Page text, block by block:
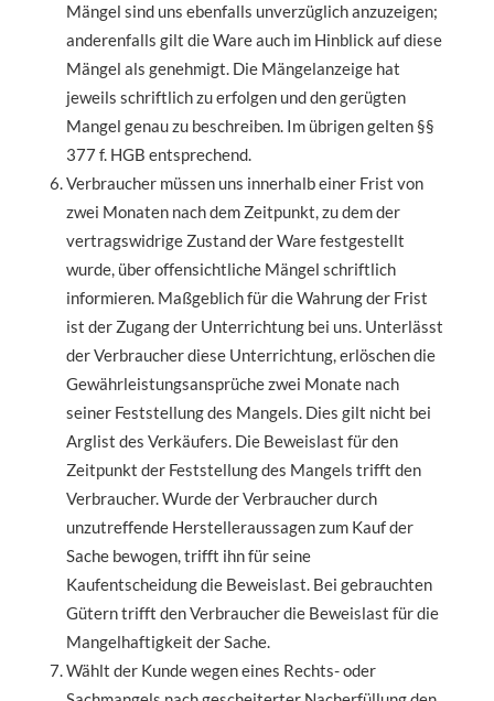
Mängel sind uns ebenfalls unverzüglich anzuzeigen;
anderenfalls gilt die Ware auch im Hinblick auf diese
Mängel als genehmigt. Die Mängelanzeige hat
jeweils schriftlich zu erfolgen und den gerügten
Mangel genau zu beschreiben. Im übrigen gelten §§
377 f. HGB entsprechend.
Verbraucher müssen uns innerhalb einer Frist von
zwei Monaten nach dem Zeitpunkt, zu dem der
vertragswidrige Zustand der Ware festgestellt
wurde, über offensichtliche Mängel schriftlich
informieren. Maßgeblich für die Wahrung der Frist
ist der Zugang der Unterrichtung bei uns. Unterlässt
der Verbraucher diese Unterrichtung, erlöschen die
Gewährleistungsansprüche zwei Monate nach
seiner Feststellung des Mangels. Dies gilt nicht bei
Arglist des Verkäufers. Die Beweislast für den
Zeitpunkt der Feststellung des Mangels trifft den
Verbraucher. Wurde der Verbraucher durch
unzutreffende Herstelleraussagen zum Kauf der
Sache bewogen, trifft ihn für seine
Kaufentscheidung die Beweislast. Bei gebrauchten
Gütern trifft den Verbraucher die Beweislast für die
Mangelhaftigkeit der Sache.
Wählt der Kunde wegen eines Rechts- oder